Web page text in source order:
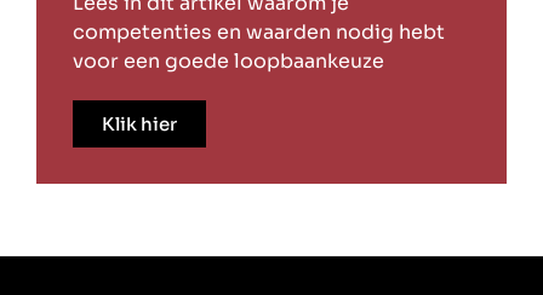
competenties en waarden nodig hebt
voor een goede loopbaankeuze
Klik hier